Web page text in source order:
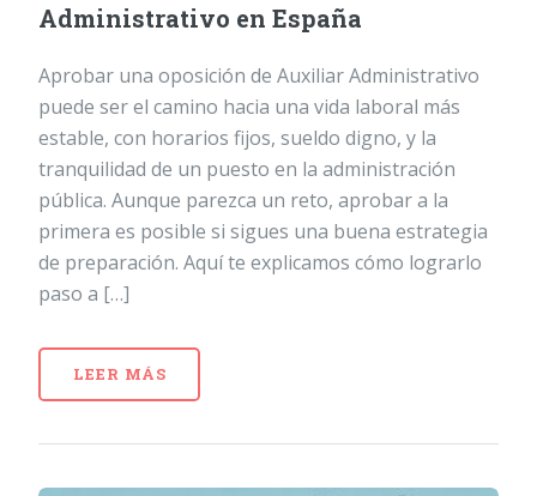
Administrativo en España
Aprobar una oposición de Auxiliar Administrativo
puede ser el camino hacia una vida laboral más
estable, con horarios fijos, sueldo digno, y la
tranquilidad de un puesto en la administración
pública. Aunque parezca un reto, aprobar a la
primera es posible si sigues una buena estrategia
de preparación. Aquí te explicamos cómo lograrlo
paso a […]
LEER MÁS